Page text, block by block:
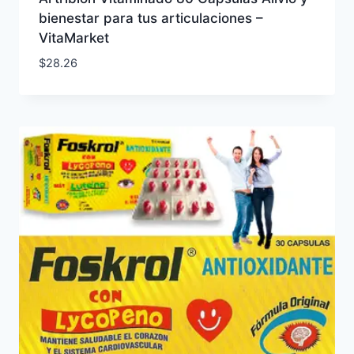
bienestar para tus articulaciones –
VitaMarket
$28.26